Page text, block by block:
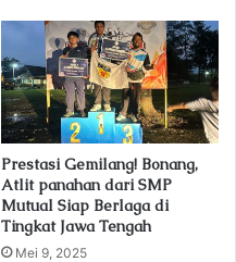
Prestasi Gemilang! Bonang,
Atlit panahan dari SMP
Mutual Siap Berlaga di
Tingkat Jawa Tengah
Mei 9, 2025